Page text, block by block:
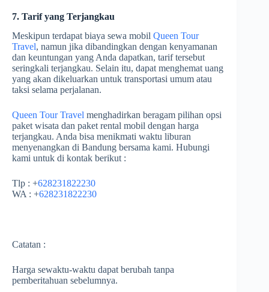
7. Tarif yang Terjangkau
Meskipun terdapat biaya sewa mobil Queen Tour
Travel, namun jika dibandingkan dengan kenyamanan
dan keuntungan yang Anda dapatkan, tarif tersebut
seringkali terjangkau. Selain itu, dapat menghemat uang
yang akan dikeluarkan untuk transportasi umum atau
taksi selama perjalanan.
Queen Tour Travel menghadirkan beragam pilihan opsi
paket wisata dan paket rental mobil dengan harga
terjangkau. Anda bisa menikmati waktu liburan
menyenangkan di Bandung bersama kami. Hubungi
kami untuk di kontak berikut :
Tlp : +628231822230
WA : +628231822230
Catatan :
Harga sewaktu-waktu dapat berubah tanpa
pemberitahuan sebelumnya.